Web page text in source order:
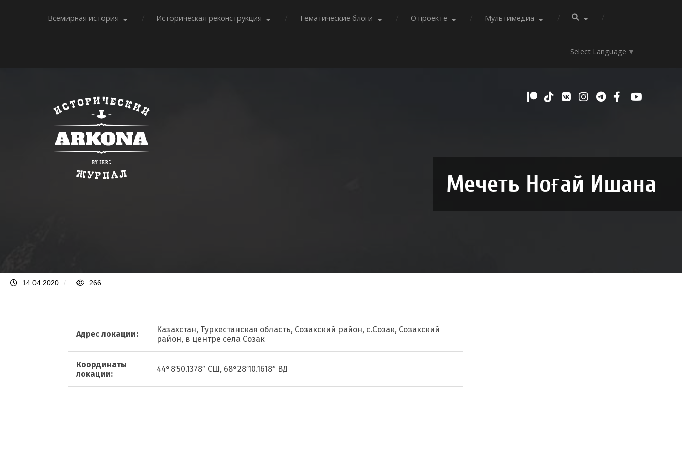
Всемирная история Историческая реконструкция Тематические блоги О проекте Мультимедиа
Select Language ▼
Мечеть Ноғай Ишана
14.04.2020 / 266
Адрес локации:
Казахстан, Туркестанская область, Созакский район, с.Созак, Созакский
район, в центре села Созак
Координаты
локации:
44°8′50.1378″ СШ, 68°28′10.1618″ ВД